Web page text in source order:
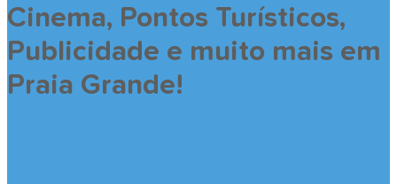
Cinema, Pontos Turísticos,
Publicidade e muito mais em
Praia Grande!